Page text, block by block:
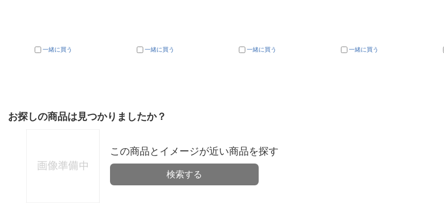
一緒に買う 一緒に買う 一緒に買う 一緒に買う
お探しの商品は見つかりましたか？
この商品とイメージが近い商品を探す
検索する